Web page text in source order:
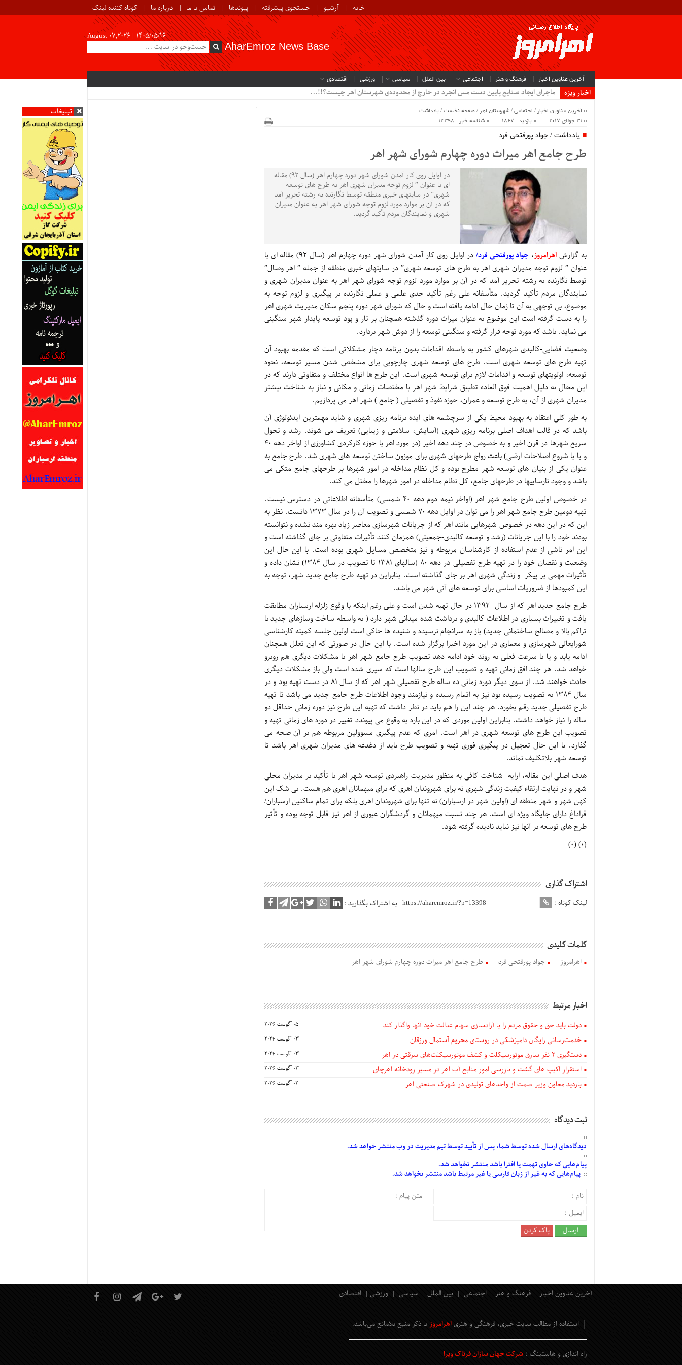
خانه آرشیو جستجوی پیشرفته پیوندها تماس با ما درباره ما کوتاه کننده لینک
August 07,2026 | ۱۴۰۵/۰۵/۱۶
AharEmroz News Base
آخرین عناوین اخبار فرهنگ و هنر اجتماعی بین الملل سیاسی ورزشی اقتصادی
اخبار ویژه
ماجرای ایجاد صنایع پایین دست مس انجرد در خارج از محدوده‌ی شهرستان اهر چیست؟!!...
تبلیغات
آخرین عناوین اخبار / اجتماعی/شهرستان اهر /صفحه نخست/یادداشت
31 جولای 2017
بازدید : 1847 شناسه خبر : 13398
یادداشت / جواد پورفتحی فرد
طرح جامع اهر میراث دوره چهارم شورای شهر اهر
در اوایل روی کار آمدن شورای شهر دوره چهارم اهر (سال ۹۲) مقاله
ای با عنوان ” لزوم توجه مدیران شهری اهر به طرح های توسعه
شهری” در سایتهای خبری منطقه توسط نگارنده به رشته تحریر آمد
که در آن بر موارد مورد لزوم توجه شورای شهر اهر به عنوان مدیران
شهری و نمایندگان مردم تأکید گردید.
به گزارش اهرامروز، جواد پورفتحی فرد/
در اوایل روی کار آمدن شورای شهر دوره چهارم اهر (سال ۹۲) مقاله ای با
عنوان ” لزوم توجه مدیران شهری اهر به طرح های توسعه شهری” در سایتهای خبری منطقه از جمله ” اهر وصال”
توسط نگارنده به رشته تحریر آمد که در آن بر موارد مورد لزوم توجه شورای شهر اهر به عنوان مدیران شهری و
نمایندگان مردم تأکید گردید. متأسفانه علی رغم تأکید جدی علمی و عملی نگارنده بر پیگیری و لزوم توجه به
موضوع، بی توجهی به آن تا زمان حال ادامه یافته است و حال که شورای شهر دوره پنجم سکان مدیریت شهری اهر
را به دست گرفته است این موضوع به عنوان میراث دوره گذشته همچنان بر تار و پود توسعه پایدار شهر سنگینی
می نماید. باشد که مورد توجه قرار گرفته و سنگینی توسعه را از دوش شهر بردارد.
وضعیت فضایی-کالبدی شهرهای کشور به واسطه اقدامات بدون برنامه دچار مشکلاتی است که مقدمه بهبود آن
تهیه طرح های توسعه شهری است. طرح های توسعه شهری چارچوبی برای مشخص شدن مسیر توسعه، نحوه
توسعه، اولویتهای توسعه و اقدامات لازم برای توسعه شهری است. این طرح ها انواع مختلف و متفاوتی دارند که در
این مجال به دلیل اهمیت فوق العاده تطبیق شرایط شهر اهر با مختصات زمانی و مکانی و نیاز به شناخت بیشتر
مدیران شهری از آن، به طرح توسعه و عمران، حوزه نفوذ و تفصیلی ( جامع ) شهر اهر می پردازیم.
به طور کلی اعتقاد به بهبود محیط یکی از سرچشمه های ایده برنامه ریزی شهری و شاید مهمترین ایدئولوژی آن
باشد که در قالب اهداف اصلی برنامه ریزی شهری (آسایش، سلامتی و زیبایی) تعریف می شوند. رشد و تحول
سریع شهرها در قرن اخیر و به خصوص در چند دهه اخیر (در مورد اهر با حوزه کارکردی کشاورزی از اواخر دهه ۴۰
و یا با شروع اصلاحات ارضی) باعث رواج طرحهای شهری برای موزون ساختن توسعه های شهری شد. طرح جامع به
عنوان یکی از بنیان های توسعه شهر مطرح بوده و کل نظام مداخله در امور شهرها بر طرحهای جامع متکی می
باشد و وجود نارساییها در طرحهای جامع، کل نظام مداخله در امور شهرها را مختل می کند.
در خصوص اولین طرح جامع شهر اهر (اواخر نیمه دوم دهه ۴۰ شمسی) متأسفانه اطلاعاتی در دسترس نیست.
تهیه دومین طرح جامع شهر اهر را می توان در اوایل دهه ۷۰ شمسی و تصویب آن را در سال ۱۳۷۳ دانست. نظر به
این که در این دهه در خصوص شهرهایی مانند اهر که از جریانات شهرسازی معاصر زیاد بهره مند نشده و نتوانسته
بودند خود را با این جریانات (رشد و توسعه کالبدی-جمعیتی) همزمان کنند تأثیرات متفاوتی بر جای گذاشته است و
این امر ناشی از عدم استفاده از کارشناسان مربوطه و نیز متخصص مسایل شهری بوده است. با این حال این
وضعیت و نقصان خود را در تهیه طرح تفصیلی در دهه ۸۰ (سالهای ۱۳۸۱ تا تصویب در سال ۱۳۸۴) نشان داده و
تأثیرات مهمی بر پیکر و زندگی شهری اهر بر جای گذاشته است. بنابراین در تهیه طرح جامع جدید شهر، توجه به
این کمبودها از ضروریات اساسی برای توسعه های آتی شهر می باشد.
طرح جامع جدید اهر که از سال ۱۳۹۲ در حال تهیه شدن است و علی رغم اینکه با وقوع زلزله ارسباران مطابقت
یافت و تغییرات بسیاری در اطلاعات کالبدی و برداشت شده میدانی شهر دارد ( به واسطه ساخت وسازهای جدید با
تراکم بالا و مصالح ساختمانی جدید) باز به سرانجام نرسیده و شنیده ها حاکی است اولین جلسه کمیته کارشناسی
شورایعالی شهرسازی و معماری در این مورد اخیرا برگزار شده است. با این حال در صورتی که این تعلل همچنان
ادامه یابد و یا با سرعت فعلی به روند خود ادامه دهد تصویب طرح جامع شهر اهر با مشکلات دیگری هم روبرو
خواهد شد. هر چند افق زمانی تهیه و تصویب این طرح سالها است که سپری شده است ولی باز مشکلات دیگری
حادث خواهند شد. از سوی دیگر دوره زمانی ده ساله طرح تفصیلی شهر اهر که از سال ۸۱ در دست تهیه بود و در
سال ۱۳۸۴ به تصویب رسیده بود نیز به اتمام رسیده و نیازمند وجود اطلاعات طرح جامع جدید می باشد تا تهیه
طرح تفصیلی جدید رقم بخورد. هر چند این را هم باید در نظر داشت که تهیه این طرح نیز دوره زمانی حداقل دو
ساله را نیاز خواهد داشت. بنابراین اولین موردی که در این باره به وقوع می پیوندد تغییر در دوره های زمانی تهیه و
تصویب این طرح های توسعه شهری در اهر است. امری که عدم پیگیری مسوولین مربوطه هم بر آن صحه می
گذارد. با این حال تعجیل در پیگیری فوری تهیه و تصویب طرح باید از دغدغه های مدیران شهری اهر باشد تا
توسعه شهر بلاتکلیف نماند.
هدف اصلی این مقاله، ارایه شناخت کافی به منظور مدیریت راهبردی توسعه شهر اهر با تأکید بر مدیران محلی
شهر و در نهایت ارتقاء کیفیت زندگی شهری نه برای شهروندان اهری که برای میهمانان اهری هم هست. بی شک این
کهن شهر و شهر منطقه ای (اولین شهر در ارسباران) نه تنها برای شهروندان اهری بلکه برای تمام ساکنین ارسباران/
قراداغ دارای جایگاه ویژه ای است. هر چند نسبت میهمانان و گردشگران عبوری از اهر نیز قابل توجه بوده و تأثیر
طرح های توسعه بر آنها نیز نباید نادیده گرفته شود.
(0) (0)
اشتراک گذاری
لینک کوتاه : به اشتراک بگذارید :
کلمات کلیدی
اهرامروز جواد پورفتحی فرد طرح جامع اهر میراث دوره چهارم شورای شهر اهر
اخبار مرتبط
دولت باید حق و حقوق مردم را با آزادسازی سهام عدالت خود آنها واگذار کند 05 آگوست 2026
خدمت‌رسانی رایگان دامپزشکی در روستای محروم آستمال ورزقان 03 آگوست 2026
دستگيری ۲ نفر سارق موتورسیکلت و کشف موتورسیکلت‌های سرقتی در اهر 03 آگوست 2026
استقرار اکیپ های گشت و بازرسی امور منابع آب اهر در مسیر رودخانه اهرچای 03 آگوست 2026
بازدید معاون وزیر صمت از واحدهای تولیدی در شهرک صنعتی اهر 02 آگوست 2026
ثبت دیدگاه
دیدگاه‌هایارسالشدهتوسط شما، پس از تأییدتوسط تیم مدیریت در وب منتشر خواهد شد.
پیام‌هاییکه حاوی تهمت یا افترا باشد منتشر نخواهد شد.
پیام‌هاییکه به غیر از زبان فارسی یا غیر مرتبط باشد منتشر نخواهد شد.
آخرین عناوین اخبار فرهنگ و هنر اجتماعی بین الملل سیاسی ورزشی اقتصادی
استفاده از مطالب سایت خبری، فرهنگی و هنری اهرامروز با ذکر منبع بلامانع می‌باشد.
راه اندازی و هاستینگ : شرکت جهان سازان فرتاک ویرا